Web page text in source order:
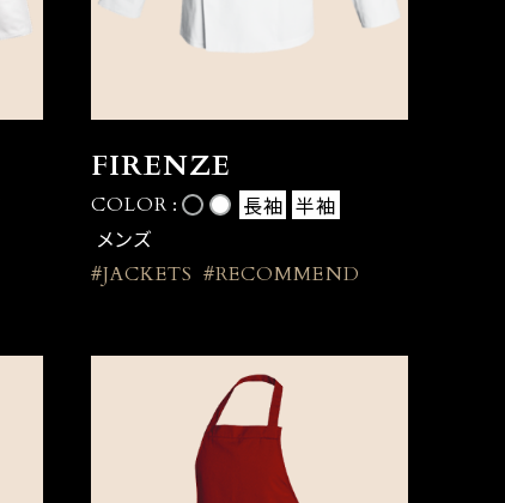
FIRENZE
COLOR : 長袖 半袖
メンズ
#JACKETS #RECOMMEND